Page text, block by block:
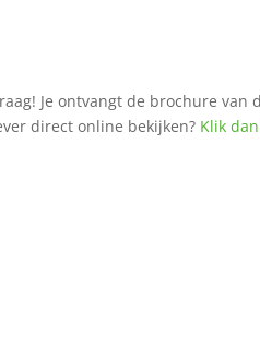
Je ontvangt de brochure
direct online bekijken? Klik